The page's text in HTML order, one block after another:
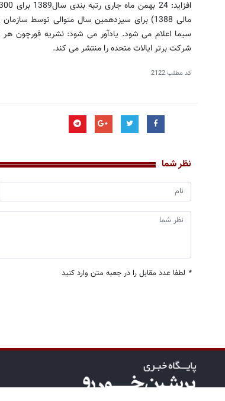
مالی 1388) برای سیزدهمین سال متوالی توسط
شرکت برتر ایالات متحده را منتشر می کند.
کد مطلب2122
نظر شما
* لطفا عدد مقابل را در جعبه متن وارد کنید